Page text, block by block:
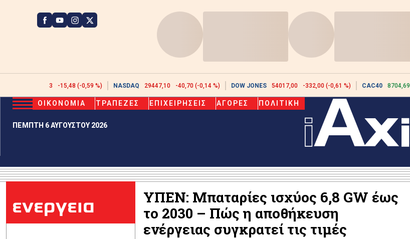
2608,43 -15,48 (-0,59 %) NASDAQ 29447,10 -40,70 (-0,14 %) DOW JONES 54017,00 -332,00 (-0,61 %) CAC40 8704,69
ΠΕΜΠΤΗ 6 ΑΥΓΟΥΣΤΟΥ 2026
ΟΙΚΟΝΟΜΙΑ ΤΡΑΠΕΖΕΣ ΕΠΙΧΕΙΡΗΣΕΙΣ ΑΓΟΡΕΣ ΠΟΛΙΤΙΚΗ
ενεργεια
ΥΠΕΝ: Μπαταρίες ισχύος 6,8 GW έως
το 2030 – Πώς η αποθήκευση
ενέργειας συγκρατεί τις τιμές